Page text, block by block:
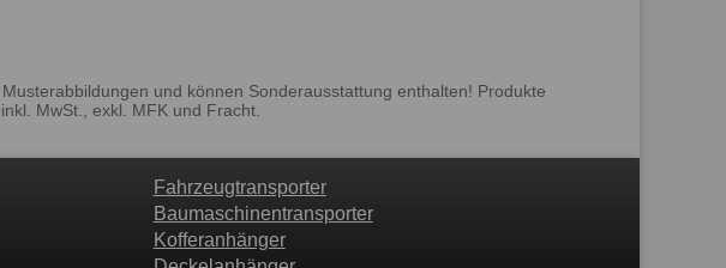
und können Sonderausstattung enthalten! Produkte
MwSt., exkl. MFK und Fracht.
Fahrzeugtransporter
Baumaschinentransporter
Kofferanhänger